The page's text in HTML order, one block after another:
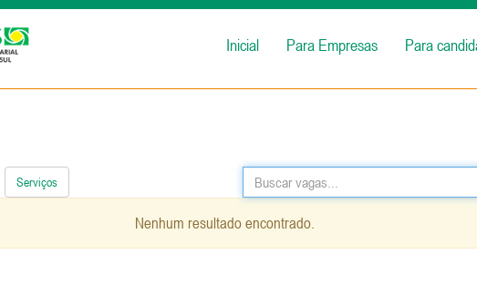
Inicial Para Empresas Para
Serviços
Nenhum resultado encontrado.